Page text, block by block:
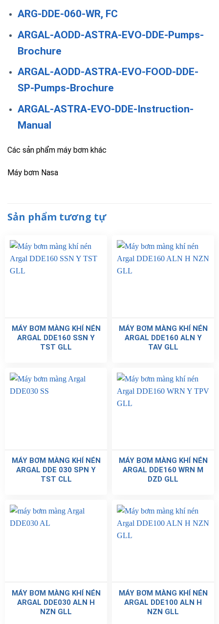
ARG-DDE-060-WR, FC
ARGAL-AODD-ASTRA-EVO-DDE-Pumps-
Brochure
ARGAL-AODD-ASTRA-EVO-FOOD-DDE-
SP-Pumps-Brochure
ARGAL-ASTRA-EVO-DDE-Instruction-
Manual
Các sản phẩm máy bơm khác
Máy bơm Nasa
Sản phẩm tương tự
MÁY BƠM MÀNG KHÍ NÉN
ARGAL DDE160 SSN Y
TST GLL
MÁY BƠM MÀNG KHÍ NÉN
ARGAL DDE160 ALN Y
TAV GLL
MÁY BƠM MÀNG KHÍ NÉN
ARGAL DDE 030 SPN Y
TST CLL
MÁY BƠM MÀNG KHÍ NÉN
ARGAL DDE160 WRN M
DZD GLL
MÁY BƠM MÀNG KHÍ NÉN
ARGAL DDE030 ALN H
NZN GLL
MÁY BƠM MÀNG KHÍ NÉN
ARGAL DDE100 ALN H
NZN GLL